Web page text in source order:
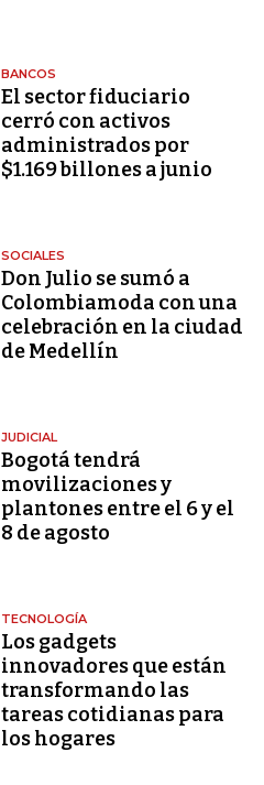
BANCOS
El sector fiduciario
cerró con activos
administrados por
$1.169 billones a junio
SOCIALES
Don Julio se sumó a
Colombiamoda con una
celebración en la ciudad
de Medellín
JUDICIAL
Bogotá tendrá
movilizaciones y
plantones entre el 6 y el
8 de agosto
TECNOLOGÍA
Los gadgets
innovadores que están
transformando las
tareas cotidianas para
los hogares